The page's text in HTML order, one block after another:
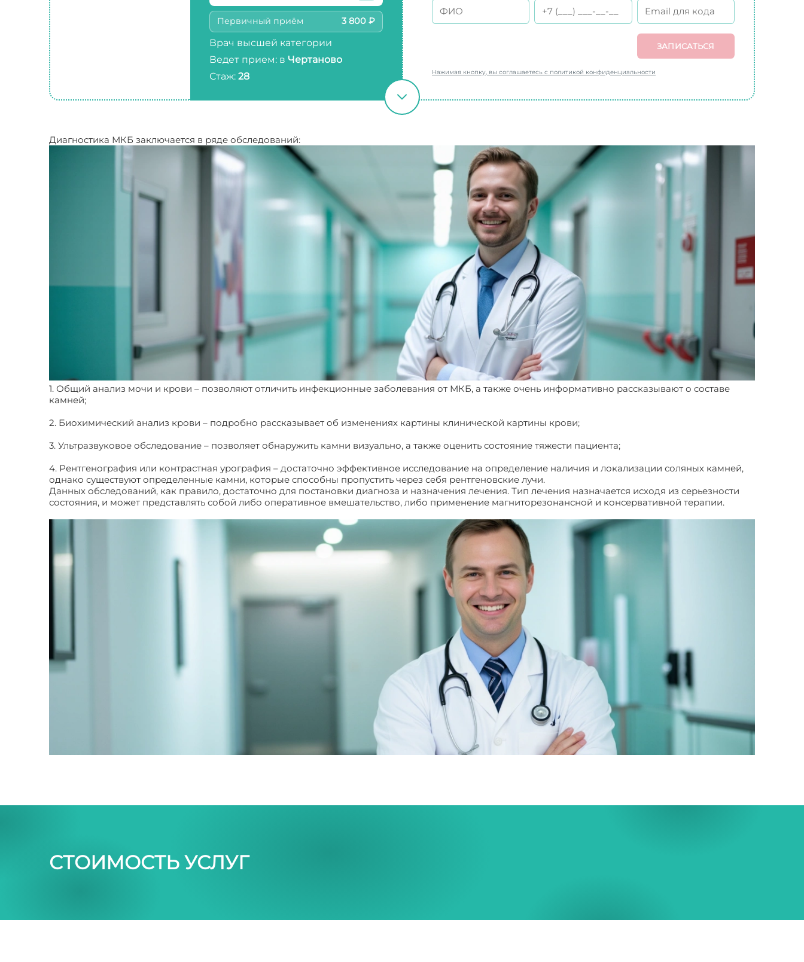
Первичный приём 3 800 ₽
Врач высшей категории
Ведет прием: в Чертаново
Стаж: 28
ЗАПИСАТЬСЯ
Нажимая кнопку, вы соглашаетесь с политикой конфиденциальности
Диагностика МКБ заключается в ряде обследований:
1. Общий анализ мочи и крови – позволяют отличить инфекционные заболевания от МКБ, а также очень информативно рассказывают о составе
камней;
2. Биохимический анализ крови – подробно рассказывает об изменениях картины клинической картины крови;
3. Ультразвуковое обследование – позволяет обнаружить камни визуально, а также оценить состояние тяжести пациента;
4. Рентгенография или контрастная урография – достаточно эффективное исследование на определение наличия и локализации соляных камней,
однако существуют определенные камни, которые способны пропустить через себя рентгеновские лучи.
Данных обследований, как правило, достаточно для постановки диагноза и назначения лечения. Тип лечения назначается исходя из серьезности
состояния, и может представлять собой либо оперативное вмешательство, либо применение магниторезонансной и консервативной терапии.
СТОИМОСТЬ УСЛУГ